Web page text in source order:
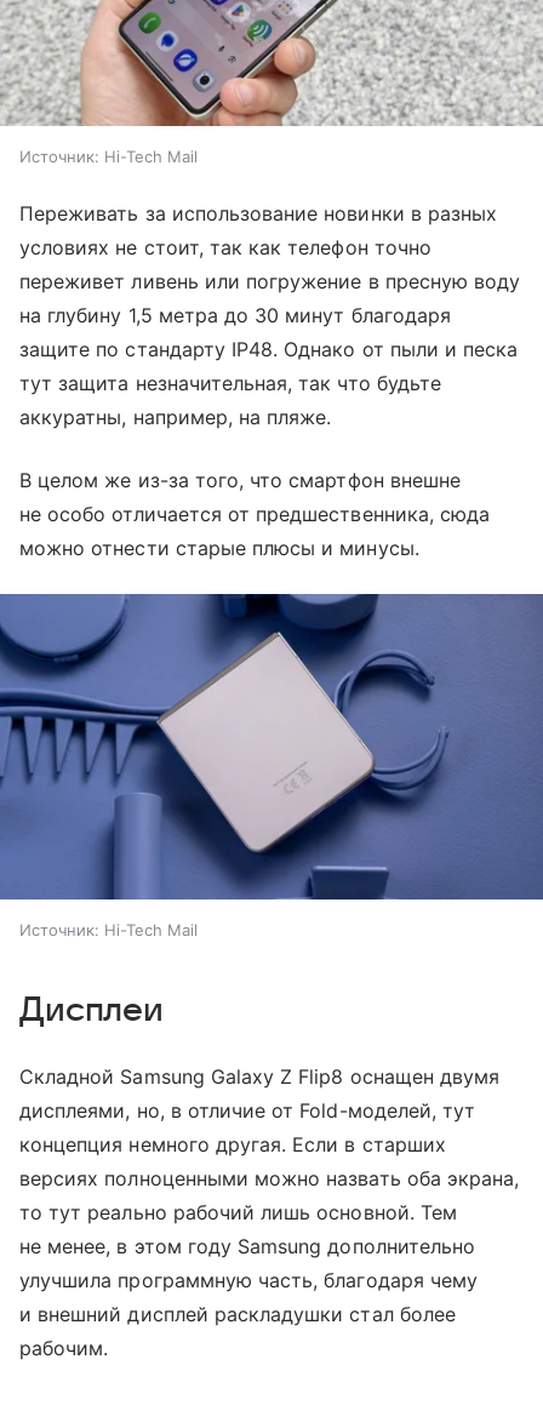
Источник: Hi-Tech Mail
Переживать за использование новинки в разных
условиях не стоит, так как телефон точно
переживет ливень или погружение в пресную воду
на глубину 1,5 метра до 30 минут благодаря
защите по стандарту IP48. Однако от пыли и песка
тут защита незначительная, так что будьте
аккуратны, например, на пляже.
В целом же из-за того, что смартфон внешне
не особо отличается от предшественника, сюда
можно отнести старые плюсы и минусы.
Источник: Hi-Tech Mail
Дисплеи
Складной Samsung Galaxy Z Flip8 оснащен двумя
дисплеями, но, в отличие от Fold-моделей, тут
концепция немного другая. Если в старших
версиях полноценными можно назвать оба экрана,
то тут реально рабочий лишь основной. Тем
не менее, в этом году Samsung дополнительно
улучшила программную часть, благодаря чему
и внешний дисплей раскладушки стал более
рабочим.